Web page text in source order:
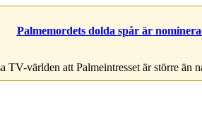
Palmemordets dolda spår är
TV-världen att Palmeintresset är större än